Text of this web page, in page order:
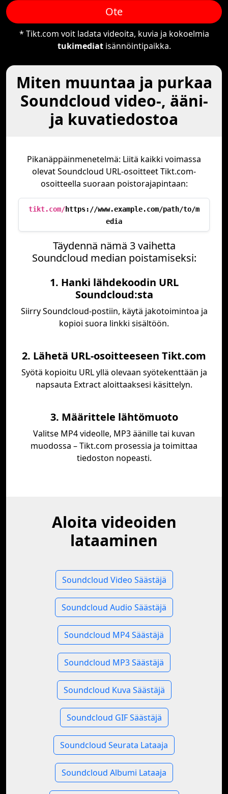
Ote
* Tikt.com voit ladata videoita, kuvia ja kokoelmia
tukimediatisännöintipaikka.
Miten muuntaa ja purkaa
Soundcloud video-, ääni-
ja kuvatiedostoa
Pikanäppäinmenetelmä: Liitä kaikki voimassa
olevat Soundcloud URL-osoitteet Tikt.com-
osoitteella suoraan poistorajapintaan:
tikt.com/https://www.example.com/path/to/m
edia
Täydennä nämä 3 vaihetta
Soundcloud median poistamiseksi:
1. Hanki lähdekoodin URL
Soundcloud:sta
Siirry Soundcloud-postiin, käytä jakotoimintoa ja
kopioi suora linkki sisältöön.
2. Lähetä URL-osoitteeseen Tikt.com
Syötä kopioitu URL yllä olevaan syötekenttään ja
napsauta Extract aloittaaksesi käsittelyn.
3. Määrittele lähtömuoto
Valitse MP4 videolle, MP3 äänille tai kuvan
muodossa – Tikt.com prosessia ja toimittaa
tiedoston nopeasti.
Aloita videoiden
lataaminen
Soundcloud Video Säästäjä
Soundcloud Audio Säästäjä
Soundcloud MP4 Säästäjä
Soundcloud MP3 Säästäjä
Soundcloud Kuva Säästäjä
Soundcloud GIF Säästäjä
Soundcloud Seurata Lataaja
Soundcloud Albumi Lataaja